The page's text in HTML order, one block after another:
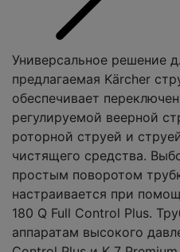
Универсальное решение
предлагаемая Kärcher
обеспечивает
регулируемой веерной
роторной струей и
чистящего средства.
простым поворотом
настраивается при
180 Q Full Control Plus.
аппаратам высокого